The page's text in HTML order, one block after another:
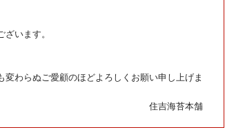
います。
わらぬご愛顧のほどよろしくお願い申し上げま
住吉海苔本舗